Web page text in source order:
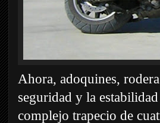
Ahora, adoquines,
seguridad y la
complejo trapecio de